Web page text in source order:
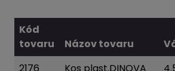
Kód
tovaru
Názov tovaru